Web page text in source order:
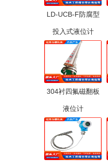
LD-UCB-F防腐型
投入式液位计
304衬四氟磁翻板
液位计